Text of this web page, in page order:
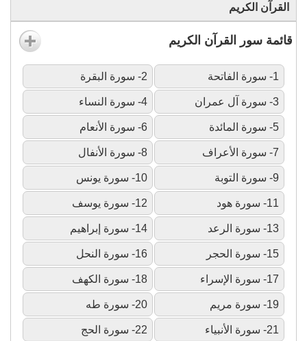
القرآن الكريم
قائمة سور القرآن الكريم
1- سورة الفاتحة 2- سورة البقرة
3- سورة آل عمران 4- سورة النساء
5- سورة المائدة 6- سورة الأنعام
7- سورة الأعراف 8- سورة الأنفال
9- سورة التوبة 10- سورة يونس
11- سورة هود 12- سورة يوسف
13- سورة الرعد 14- سورة إبراهيم
15- سورة الحجر 16- سورة النحل
17- سورة الإسراء 18- سورة الكهف
19- سورة مريم 20- سورة طه
21- سورة الأنبياء 22- سورة الحج